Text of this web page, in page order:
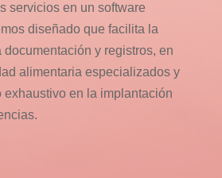
servicios en un software
diseñado que facilita la
y registros, en
alimentaria especializados y
exhaustivo en la implantación